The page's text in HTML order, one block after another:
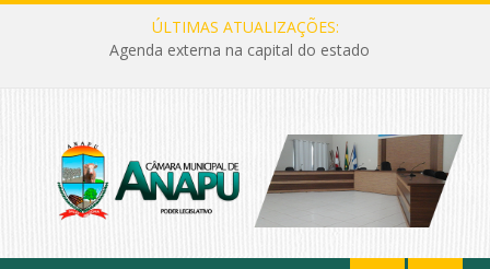
ÚLTIMAS ATUALIZAÇÕES:
Agenda externa na capital do estado